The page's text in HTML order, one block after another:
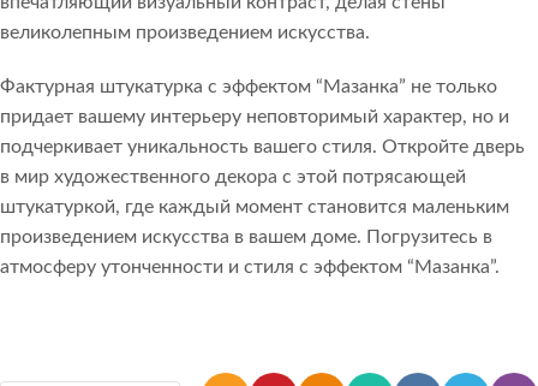
великолепным произведением искусства.
Фактурная штукатурка с эффектом “Мазанка” не только
придает вашему интерьеру неповторимый характер, но и
подчеркивает уникальность вашего стиля. Откройте дверь
в мир художественного декора с этой потрясающей
штукатуркой, где каждый момент становится маленьким
произведением искусства в вашем доме. Погрузитесь в
атмосферу утонченности и стиля с эффектом “Мазанка”.